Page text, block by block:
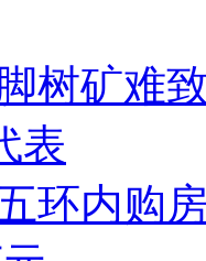
树矿难
表
环内购